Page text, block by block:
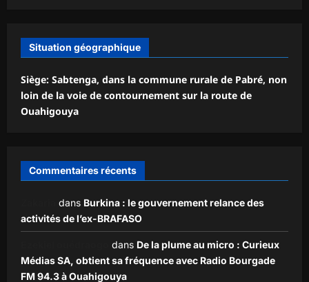
Situation géographique
Siège: Sabtenga, dans la commune rurale de Pabré, non
loin de la voie de contournement sur la route de
Ouahigouya
Commentaires récents
dans Burkina : le gouvernement relance des
activités de l’ex-BRAFASO
dans De la plume au micro : Curieux
Médias SA, obtient sa fréquence avec Radio Bourgade
FM 94.3 à Ouahigouya